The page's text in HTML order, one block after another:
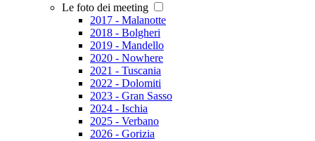
Le foto dei meeting
2017 - Malanotte
2018 - Bolgheri
2019 - Mandello
2020 - Nowhere
2021 - Tuscania
2022 - Dolomiti
2023 - Gran Sasso
2024 - Ischia
2025 - Verbano
2026 - Gorizia